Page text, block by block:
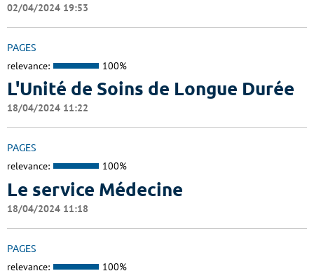
02/04/2024 19:53
PAGES
relevance: 100%
L'Unité de Soins de Longue Durée
18/04/2024 11:22
PAGES
relevance: 100%
Le service Médecine
18/04/2024 11:18
PAGES
relevance: 100%